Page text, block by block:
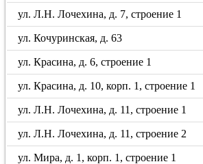
ул. Л.Н. Лочехина, д. 7, строение 1
ул. Кочуринская, д. 63
ул. Красина, д. 6, строение 1
ул. Красина, д. 10, корп. 1, строение 1
ул. Л.Н. Лочехина, д. 11, строение 1
ул. Л.Н. Лочехина, д. 11, строение 2
ул. Мира, д. 1, корп. 1, строение 1